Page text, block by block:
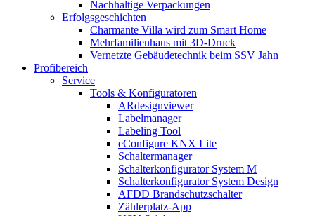
Nachhaltige Verpackungen
Erfolgsgeschichten
Charmante Villa wird zum Smart Home
Mehrfamilienhaus mit 3D-Druck
Vernetzte Gebäudetechnik beim SSV Jahn
Profibereich
Service
Tools & Konfiguratoren
ARdesignviewer
Labelmanager
Labeling Tool
eConfigure KNX Lite
Schaltermanager
Schalterkonfigurator System M
Schalterkonfigurator System Design
AFDD Brandschutzschalter
Zählerplatz-App